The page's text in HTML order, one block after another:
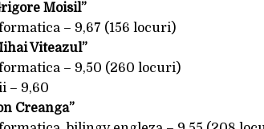
Moisil”
– 9,67 (156 locuri)
Viteazul”
– 9,50 (260 locuri)
– 9,60
Creanga”